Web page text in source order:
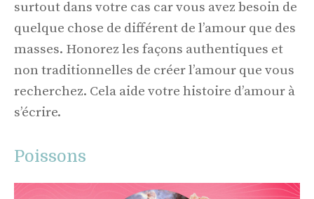
surtout dans votre cas car vous avez besoin de
quelque chose de différent de l’amour que des
masses. Honorez les façons authentiques et
non traditionnelles de créer l’amour que vous
recherchez. Cela aide votre histoire d’amour à
s’écrire.
Poissons